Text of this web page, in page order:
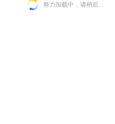
努力加载中，请稍后...